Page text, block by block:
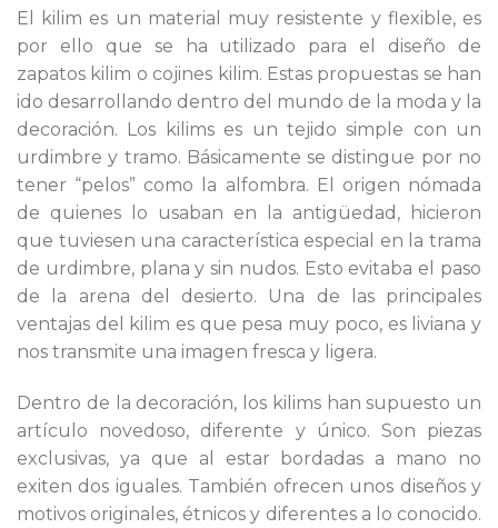
El kilim es un material muy resistente y flexible, es
por ello que se ha utilizado para el diseño de
zapatos kilim o cojines kilim. Estas propuestas se han
ido desarrollando dentro del mundo de la moda y la
decoración. Los kilims es un tejido simple con un
urdimbre y tramo. Básicamente se distingue por no
tener “pelos” como la alfombra. El origen nómada
de quienes lo usaban en la antigüedad, hicieron
que tuviesen una característica especial en la trama
de urdimbre, plana y sin nudos. Esto evitaba el paso
de la arena del desierto. Una de las principales
ventajas del kilim es que pesa muy poco, es liviana y
nos transmite una imagen fresca y ligera.
Dentro de la decoración, los kilims han supuesto un
artículo novedoso, diferente y único. Son piezas
exclusivas, ya que al estar bordadas a mano no
exiten dos iguales. También ofrecen unos diseños y
motivos originales, étnicos y diferentes a lo conocido.